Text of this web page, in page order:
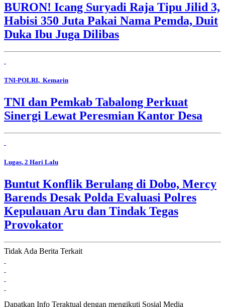
BURON! Icang Suryadi Raja Tipu Jilid 3,
Habisi 350 Juta Pakai Nama Pemda, Duit
Duka Ibu Juga Dilibas
TNI-POLRI, Kemarin
TNI dan Pemkab Tabalong Perkuat
Sinergi Lewat Peresmian Kantor Desa
Lugas, 2 Hari Lalu
Buntut Konflik Berulang di Dobo, Mercy
Barends Desak Polda Evaluasi Polres
Kepulauan Aru dan Tindak Tegas
Provokator
Tidak Ada Berita Terkait
Dapatkan Info Teraktual dengan mengikuti Sosial Media